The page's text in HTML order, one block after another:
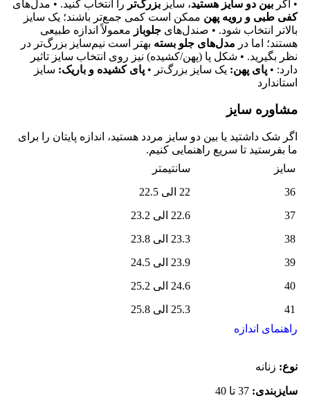
• اگر بین دو سایز هستید، سایز بزرگ‌تر را انتخاب کنید. • مدل‌های
کفی طبی و رویه پهن ممکن است کمی جمع‌تر باشند؛ یک سایز
بالاتر انتخاب شود. • صندل‌های جلوباز معمولاً اندازه طبیعی
هستند؛ اما در مدل‌های جلو بسته بهتر است نیم‌سایز بزرگ‌تر در
نظر بگیرید. • شکل پا (پهن/کشیده) نیز روی انتخاب سایز تاثیر
دارد: • پای پهن: یک سایز بزرگ‌تر • پای کشیده و باریک: سایز
استاندارد
مشاوره سایز
اگر شک داشتید یا بین دو سایز مردد هستید، اندازه پایتان را برای
ما بفرستید تا سریع راهنمایی کنیم.
سایز
سانتیمتر
36
22 الی 22.5
37
22.6 الی 23.2
38
23.3 الی 23.8
39
23.9 الی 24.5
40
24.6 الی 25.2
41
25.3 الی 25.8
راهنمای اندازه
نوع: زنانه
سایزبندی: